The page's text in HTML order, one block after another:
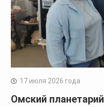
17 июля 2026 года
Омский планетарий